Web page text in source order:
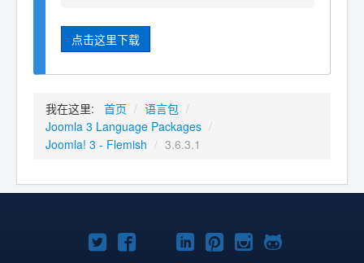
点击这里下载
我在这里: 首页 / 语言包 /
Joomla 3 Language Packages /
Joomla! 3 - Flemish / 3.6.3.1
TwitterFacebookYouTube
LinkedIn
Pinterest
Instagram
GitHub